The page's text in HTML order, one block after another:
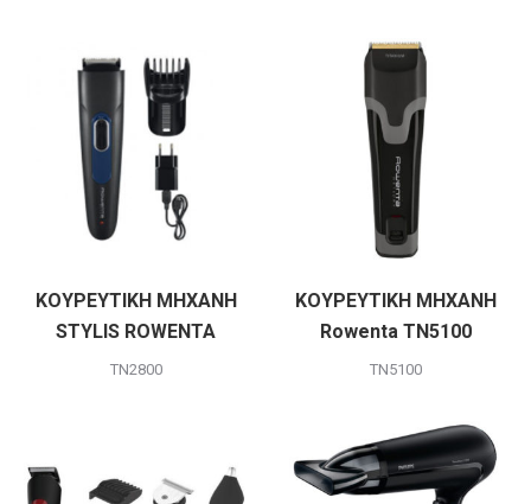
ΚΟΥΡΕΥΤΙΚΗ ΜΗΧΑΝΗ
STYLIS ROWENTA
TN2800
ΚΟΥΡΕΥΤΙΚΗ ΜΗΧΑΝΗ
Rowenta TN5100
TN5100